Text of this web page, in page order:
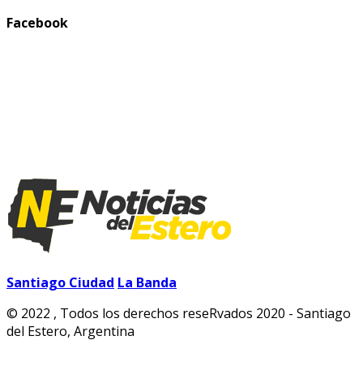
Facebook
Santiago Ciudad La Banda
© 2022 , Todos los derechos reseRvados 2020 - Santiago
del Estero, Argentina